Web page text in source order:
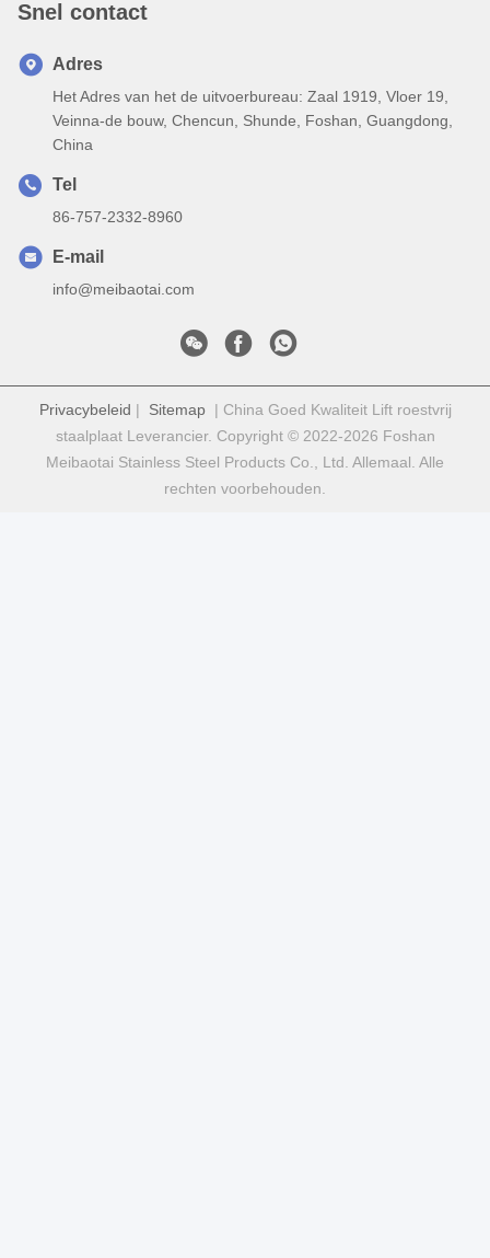
Snel contact
Adres
Het Adres van het de uitvoerbureau: Zaal 1919, Vloer 19,
Veinna-de bouw, Chencun, Shunde, Foshan, Guangdong,
China
Tel
86-757-2332-8960
E-mail
info@meibaotai.com
Privacybeleid | Sitemap| China Goed Kwaliteit Lift roestvrij
staalplaat Leverancier. Copyright © 2022-2026 Foshan
Meibaotai Stainless Steel Products Co., Ltd. Allemaal. Alle
rechten voorbehouden.